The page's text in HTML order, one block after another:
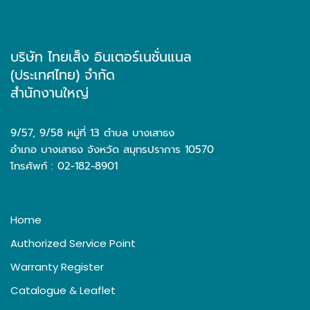
บริษัท ไทยเส็ง อินเตอร์เนชั่นแนล
(ประเทศไทย) จำกัด
สำนักงานใหญ่
9/57, 9/58 หมู่ที่ 13 ตำบล บางเสาธง
อำเภอ บางเสาธง จังหวัด สมุทรปราการ 10570
โทรศัพท์ : 02-182-8901
Home
Authorized Service Point
Warranty Register
Catalogue & Leaflet